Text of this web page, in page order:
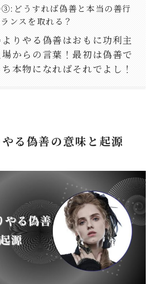
どうすれば偽善と本当の善行
ンスを取れる？
りやる偽善はおもに功利主
からの言葉！最初は偽善で
本物になればそれでよし！
る偽善の意味と起源